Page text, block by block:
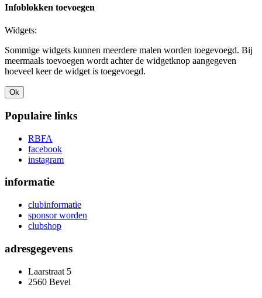
Infoblokken toevoegen
Widgets:
Sommige widgets kunnen meerdere malen worden toegevoegd. Bij
meermaals toevoegen wordt achter de widgetknop aangegeven
hoeveel keer de widget is toegevoegd.
Ok
Populaire links
RBFA
facebook
instagram
informatie
clubinformatie
sponsor worden
clubshop
adresgegevens
Laarstraat 5
2560 Bevel